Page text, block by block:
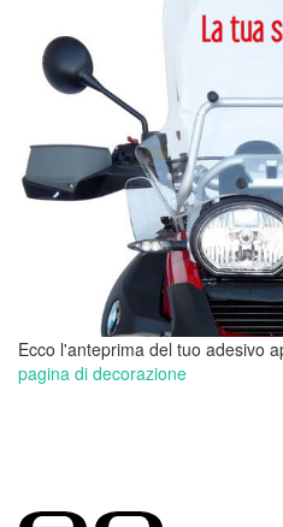
Ecco l'anteprima del tuo adesivo
pagina di decorazione